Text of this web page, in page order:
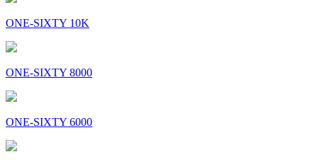
ONE-SIXTY 10K
ONE-SIXTY 8000
ONE-SIXTY 6000